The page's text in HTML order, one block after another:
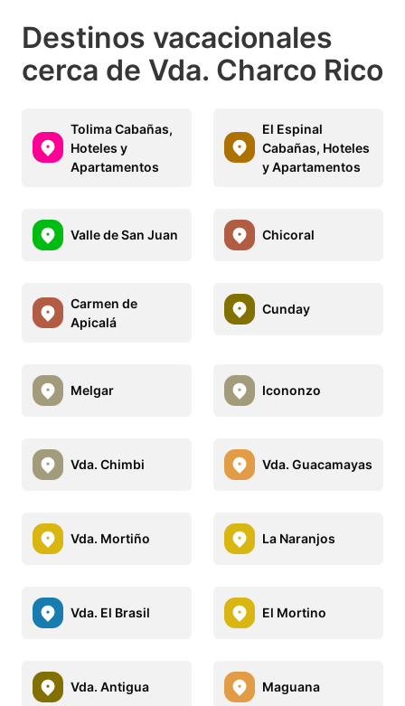
Destinos vacacionales
cerca de Vda. Charco Rico
Tolima Cabañas,
Hoteles y
Apartamentos
El Espinal
Cabañas, Hoteles
y Apartamentos
Valle de San Juan Chicoral
Carmen de
Apicalá
Cunday
Melgar Icononzo
Vda. Chimbi Vda. Guacamayas
Vda. Mortiño La Naranjos
Vda. El Brasil El Mortino
Vda. Antigua Maguana